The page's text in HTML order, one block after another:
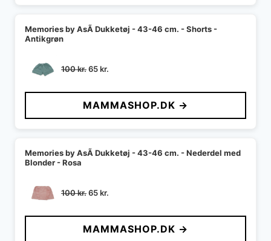
Memories by AsÃ­ Dukketøj - 43-46 cm. - Shorts -
Antikgrøn
100kr.Den
pris
var:
100 kr..
65kr.
pris
er:
65 kr..
MAMMASHOP.DK →
Memories by AsÃ­ Dukketøj - 43-46 cm. - Nederdel med
Blonder - Rosa
100kr.Den
pris
var:
65kr.
pris
er:
MAMMASHOP.DK →